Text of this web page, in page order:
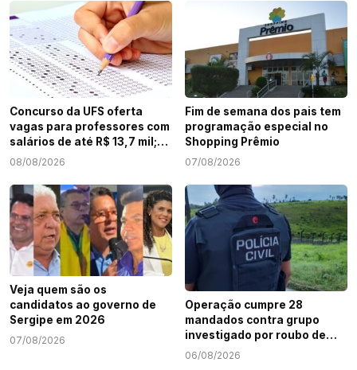
Concurso da UFS oferta
vagas para professores com
salários de até R$ 13,7 mil;
veja como participar
08/08/2026
Fim de semana dos pais tem
programação especial no
Shopping Prêmio
07/08/2026
Veja quem são os
candidatos ao governo de
Sergipe em 2026
07/08/2026
Operação cumpre 28
mandados contra grupo
investigado por roubo de
cargas e tráfico de drogas
06/08/2026